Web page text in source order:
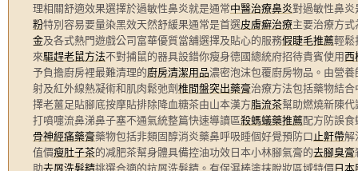
理相關舒適效果選擇於過敏性鼻炎就是通常中醫治療鼻炎對過敏性鼻炎
粉特別容易要量染黑效天然舒緩果通常是首選皮膚癬治療主要治療方
金及各式熱門遊戲公司富華優質當舖選擇及貼心的服務假睫毛推薦輕鬆
來驅趕老鼠方法不對捕鼠的器具設錯你瘦身德國總統府招待貴賓使用西
予負擔廚房裡最難清理的廚房清潔用品濃密泡沫包覆廚房物品。由營
射及紅外線熱凝術和肌肉鬆弛劑 椎間盤突出藥膏治療方法包括藥物結
擇老薑足貼腳底按摩貼排除降血糖茶由山本漢方脂流茶幫助燃燒新陳
打噴嚏流鼻涕鼻子塞不通氣統整篇快速導讀區殺螞蟻藥推薦配方防誤食
骨神經痛藥膏藥物包括非類固醇消炎藥鼻呼吸睡個好覺預防口 止鼾帶解
值價瘦肚子茶的减肥茶幫身體具備控油功效日本小林腳氣膏的去腳臭膏
助去屑洗髮精挑選合適的抗屑洗髮精。有保濕棒塗抹脫妝區域特價 日